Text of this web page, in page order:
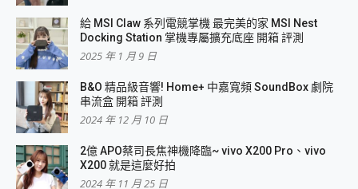
給 MSI Claw 系列電競掌機 最完美的家 MSI Nest
Docking Station 掌機專屬擴充底座 開箱 評測
2025 年 1 月 9 日
B&O 精品級音響! Home+ 中嘉寬頻 SoundBox 劇院
串流盒 開箱 評測
2024 年 12 月 10 日
2億 APO蔡司長焦神機降臨~ vivo X200 Pro、vivo
X200 就是這麼好拍
2024 年 11 月 25 日